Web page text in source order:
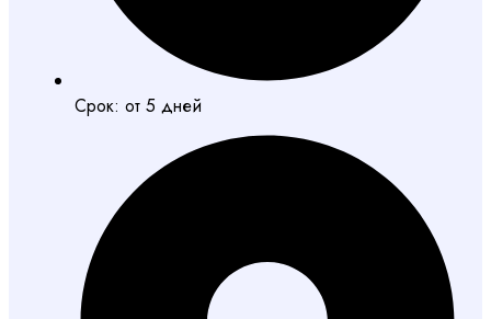
Срок: от 5 дней